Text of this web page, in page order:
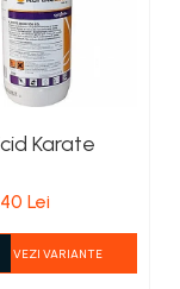
Karate
Lei
VEZI VARIANTE